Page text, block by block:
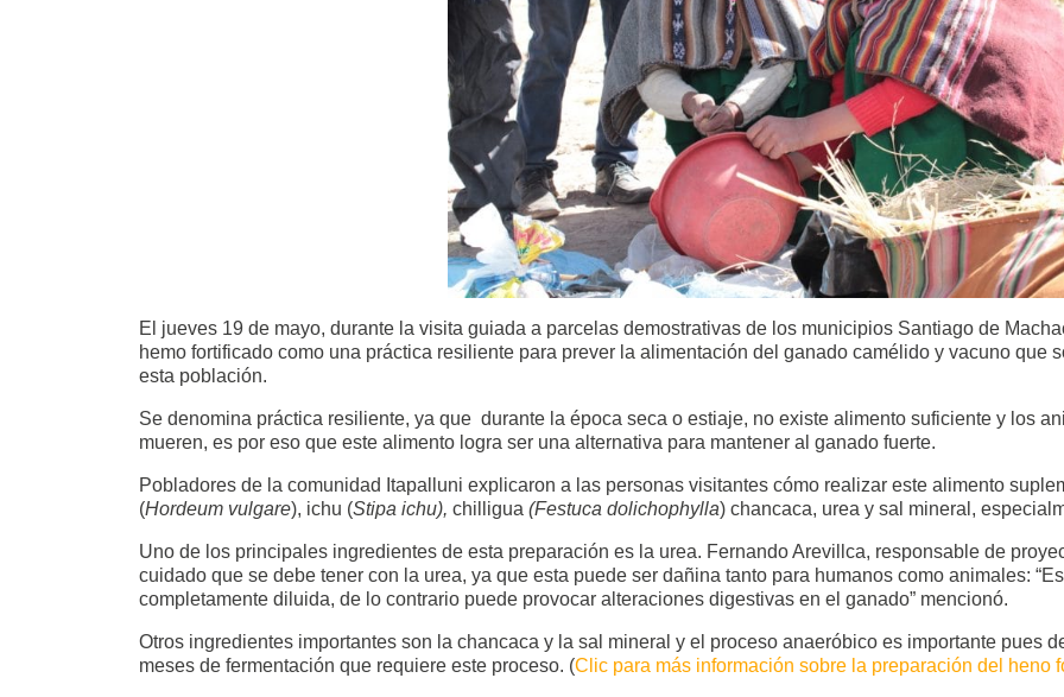
El jueves 19 de mayo, durante la visita guiada a parcelas demostrativas de los municipios Santiago de
hemo fortificado como una práctica resiliente para prever la alimentación del ganado camélido y vacuno que
esta población.
Se denomina práctica resiliente, ya que durante la época seca o estiaje, no existe alimento suficiente y los
mueren, es por eso que este alimento logra ser una alternativa para mantener al ganado fuerte.
Pobladores de la comunidad Itapalluni explicaron a las personas visitantes cómo realizar este alimento
(Hordeum vulgare), ichu (Stipa ichu), chilligua (Festuca dolichophylla) chancaca, urea y sal mineral,
Uno de los principales ingredientes de esta preparación es la urea. Fernando Arevillca, responsable de
cuidado que se debe tener con la urea, ya que esta puede ser dañina tanto para humanos como animales:
completamente diluida, de lo contrario puede provocar alteraciones digestivas en el ganado” mencionó.
Otros ingredientes importantes son la chancaca y la sal mineral y el proceso anaeróbico es importante pues
meses de fermentación que requiere este proceso. (Clic para más información sobre la preparación del heno